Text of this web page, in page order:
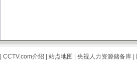
CCTV.com介绍 站点地图 央视人力资源储备库|